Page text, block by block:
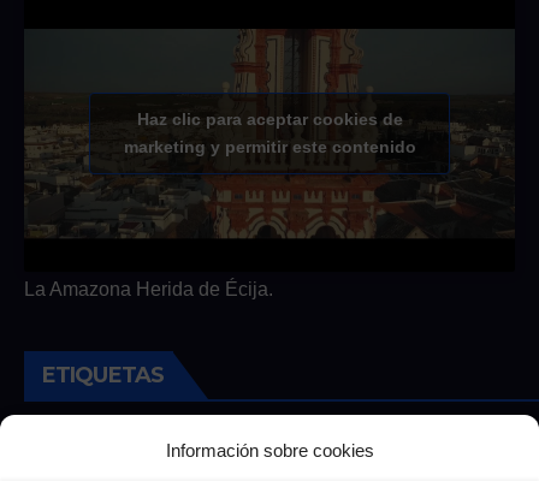
Información sobre cookies
Haz clic para aceptar cookies de
marketing y permitir este contenido
La Amazona Herida de Écija.
ETIQUETAS
Andalucía Cultura Deportes